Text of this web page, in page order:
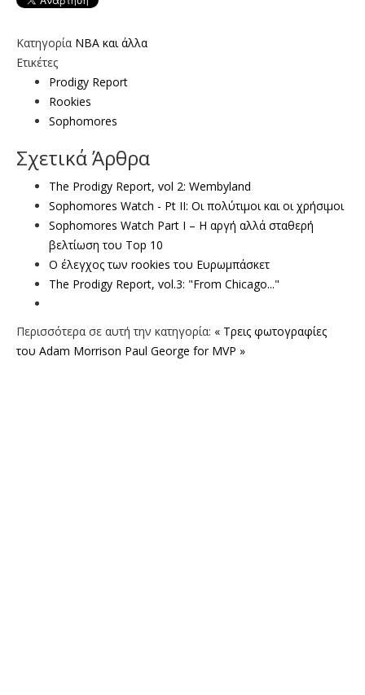
Κατηγορία NBA και άλλα
Ετικέτες
Prodigy Report
Rookies
Sophomores
Σχετικά Άρθρα
The Prodigy Report, vol 2: Wembyland
Sophomores Watch - Pt II: Οι πολύτιμοι και οι χρήσιμοι
Sophomores Watch Part I – Η αργή αλλά σταθερή
βελτίωση του Top 10
Ο έλεγχος των rookies του Ευρωμπάσκετ
The Prodigy Report, vol.3: "From Chicago..."
Περισσότερα σε αυτή την κατηγορία: « Τρεις φωτογραφίες
του Adam Morrison Paul George for MVP »